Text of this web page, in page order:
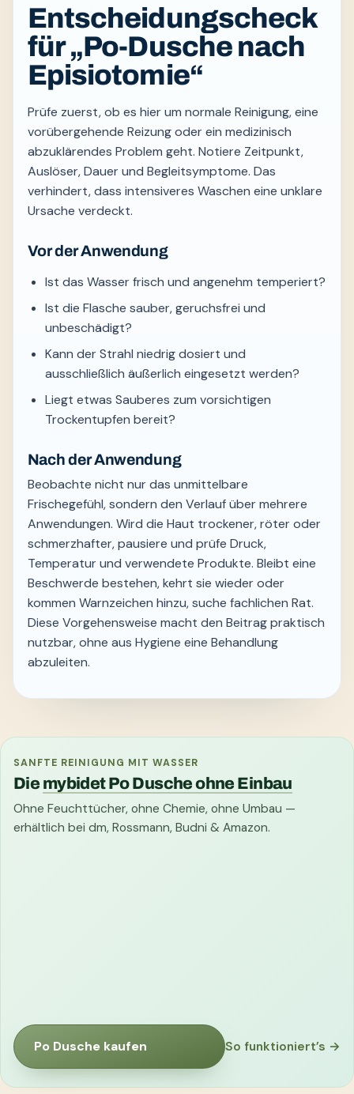
Entscheidungscheck
für „Po-Dusche nach
Episiotomie“
Prüfe zuerst, ob es hier um normale Reinigung, eine
vorübergehende Reizung oder ein medizinisch
abzuklärendes Problem geht. Notiere Zeitpunkt,
Auslöser, Dauer und Begleitsymptome. Das
verhindert, dass intensiveres Waschen eine unklare
Ursache verdeckt.
Vor der Anwendung
Ist das Wasser frisch und angenehm temperiert?
Ist die Flasche sauber, geruchsfrei und
unbeschädigt?
Kann der Strahl niedrig dosiert und
ausschließlich äußerlich eingesetzt werden?
Liegt etwas Sauberes zum vorsichtigen
Trockentupfen bereit?
Nach der Anwendung
Beobachte nicht nur das unmittelbare
Frischegefühl, sondern den Verlauf über mehrere
Anwendungen. Wird die Haut trockener, röter oder
schmerzhafter, pausiere und prüfe Druck,
Temperatur und verwendete Produkte. Bleibt eine
Beschwerde bestehen, kehrt sie wieder oder
kommen Warnzeichen hinzu, suche fachlichen Rat.
Diese Vorgehensweise macht den Beitrag praktisch
nutzbar, ohne aus Hygiene eine Behandlung
abzuleiten.
SANFTE REINIGUNG MIT WASSER
Die mybidet Po Dusche ohne Einbau
Ohne Feuchttücher, ohne Chemie, ohne Umbau —
erhältlich bei dm, Rossmann, Budni & Amazon.
Po Dusche kaufen So funktioniert’s →